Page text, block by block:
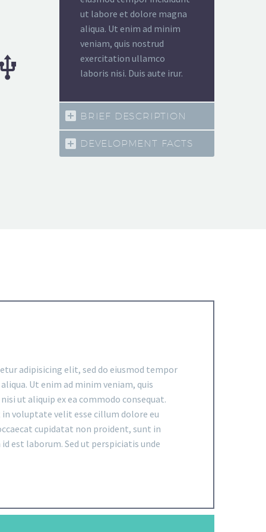
ut labore et dolore magna
aliqua. Ut enim ad minim
veniam, quis nostrud
exercitation ullamco
laboris nisi. Duis aute irur.
BRIEF DESCRIPTION
DEVELOPMENT FACTS
adipisicing elit, sed do eiusmod tempor
Ut enim ad minim veniam, quis
ut aliquip ex ea commodo consequat.
voluptate velit esse cillum dolore eu
cupidatat non proident, sunt in
est laborum. Sed ut perspiciatis unde